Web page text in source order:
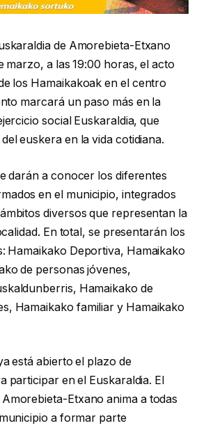
de Amorebieta-Etxano
marzo, a las 19:00 horas, el acto
los Hamaikakoak en el centro
marcará un paso más en la
social Euskaraldia, que
euskera en la vida cotidiana.
darán a conocer los diferentes
en el municipio, integrados
diversos que representan la
En total, se presentarán los
Hamaikako Deportiva, Hamaikako
de personas jóvenes,
Hamaikako de
Hamaikako familiar y Hamaikako
está abierto el plazo de
participar en el Euskaraldia. El
Etxano anima a todas
a formar parte